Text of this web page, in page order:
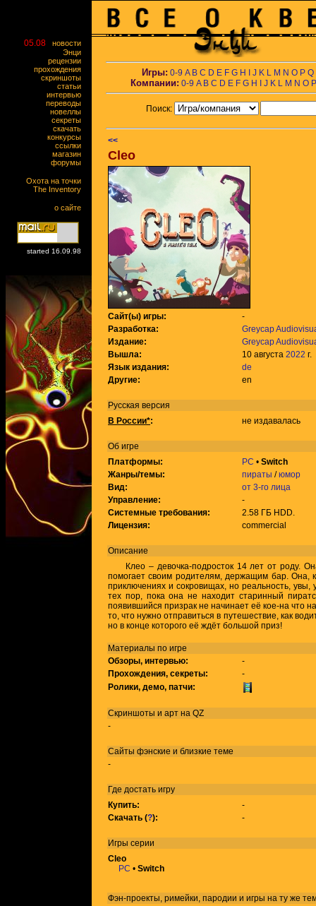
05.08
новости
Энци
рецензии
прохождения
скриншоты
статьи
интервью
переводы
новеллы
секреты
скачать
конкурсы
ссылки
магазин
форумы
Охота на точки
The Inventory
о сайте
started 16.09.98
Игры: 0-9 A B C D E F G H J K L M N O P Q
Компании: 0-9 A B C D E F G H J K L M N O P
Поиск:
<<
Cleo
Сайт(ы) игры:
-
Разработка:
Greycap
Издание:
Greycap
Вышла:
10 августа 2022 г.
Язык издания:
de
Другие:
en
Русская версия
В России*: не издавалась
Об игре
Платформы:
PC • Switch
Жанры/темы:
пираты /юмор
Вид:
от 3-го лица
Управление:
-
Системные требования:
2.58 ГБ HDD.
Лицензия:
commercial
Описание
Клео – девочка-подросток 14 лет от роду.
помогает своим родителям, держащим бар. Она,
приключениях и сокровищах, но реальность,
тех пор, пока она не находит старинный
появившийся призрак не начинает её кое-на что
то, что нужно отправиться в путешествие, как
но в конце которого её ждёт большой приз!
Материалы по игре
Обзоры, интервью:
-
Прохождения, секреты:
-
Ролики, демо, патчи:
Скриншоты и арт на QZ
-
Сайты фэнские и близкие теме
-
Где достать игру
Купить:
-
Скачать (?): -
Игры серии
Cleo
PC • Switch
Фэн-проекты, римейки, пародии и игры на ту же